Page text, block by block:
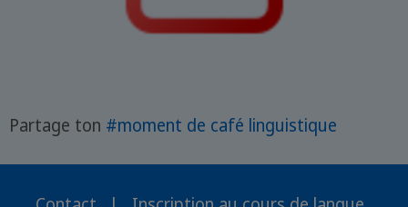
Partage ton #moment de café linguistique